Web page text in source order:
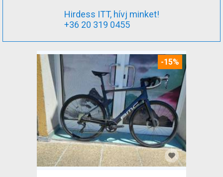
Hirdess ITT, hívj minket!
+36 20 319 0455
-15%